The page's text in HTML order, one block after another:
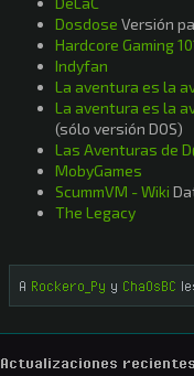
Dosdose Versión
Hardcore Gaming
Indyfan
La aventura es la
La aventura es la
(sólo versión DOS)
Las Aventuras de
MobyGames
ScummVM - Wiki
The Legacy
A Rockero_Py y ChaOsBC
Actualizaciones recientes